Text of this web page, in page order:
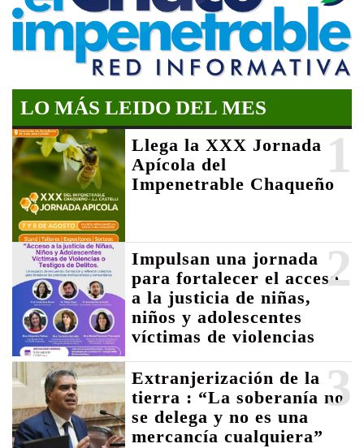
LO MÁS LEIDO DEL MES
1
Llega la XXX Jornada
Apícola del
Impenetrable Chaqueño
2
Impulsan una jornada
para fortalecer el acceso
a la justicia de niñas,
niños y adolescentes
víctimas de violencias
3
Extranjerización de la
tierra : “La soberanía no
se delega y no es una
mercancía cualquiera”